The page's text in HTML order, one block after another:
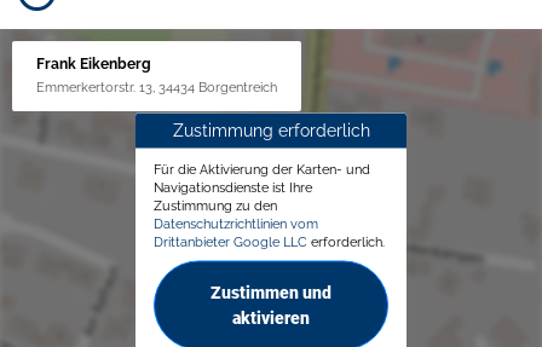
Frank Eikenberg
Emmerkertorstr. 13, 34434 Borgentreich
Zustimmung erforderlich
Für die Aktivierung der Karten- und
Navigationsdienste ist Ihre
Zustimmung zu den
Datenschutzrichtlinien vom
Drittanbieter Google LLC erforderlich.
Zustimmen und
aktivieren